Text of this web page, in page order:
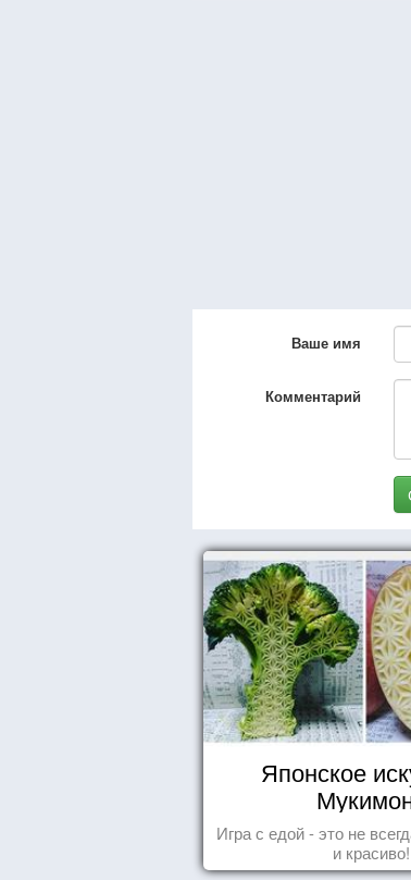
Ваше имя
Комментарий
Японское
Игра с едой - это не
и красиво!